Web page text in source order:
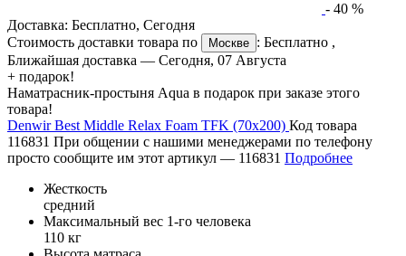
- 40 %
Доставка: Бесплатно, Сегодня
Стоимость доставки товара по
Москве : Бесплатно ,
Ближайшая доставка — Сегодня, 07 Августа
+ подарок!
Наматрасник-простыня Aqua в подарок при заказе этого
товара!
Denwir Best Middle Relax Foam TFK (70х200) Код товара
116831 При общении с нашими менеджерами по телефону
просто сообщите им этот артикул — 116831 Подробнее
Жесткость
средний
Максимальный вес 1-го человека
110 кг